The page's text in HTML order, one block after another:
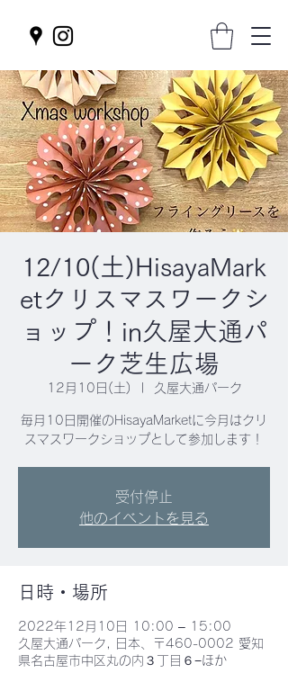
12/10(土)HisayaMark
etクリスマスワークシ
ョップ！in久屋大通パ
ーク芝生広場
12月10日(土) 久屋大通パーク
毎月10日開催のHisayaMarketに今月はクリ
スマスワークショップとして参加します！
受付停止
他のイベントを見る
日時・場所
2022年12月10日 10:00 – 15:00
久屋大通パーク, 日本、〒460-0002 愛知
県名古屋市中区丸の内３丁目６−ほか